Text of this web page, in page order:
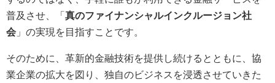
普及させ、「 真のファイナンシャルインクルージョン社
会 」の実現を目指すことです。
そのために、革新的金融技術を提供し続けるとともに、協
業企業の拡大を図り、独自のビジネスを浸透させていきた